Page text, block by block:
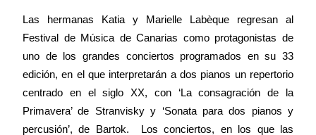
Las hermanas Katia y Marielle Labèque regresan al
Festival de Música de Canarias como protagonistas de
uno de los grandes conciertos programados en su 33
edición, en el que interpretarán a dos pianos un repertorio
centrado en el siglo XX, con ‘La consagración de la
Primavera’ de Stranvisky y ‘Sonata para dos pianos y
percusión’, de Bartok. Los conciertos, en los que las